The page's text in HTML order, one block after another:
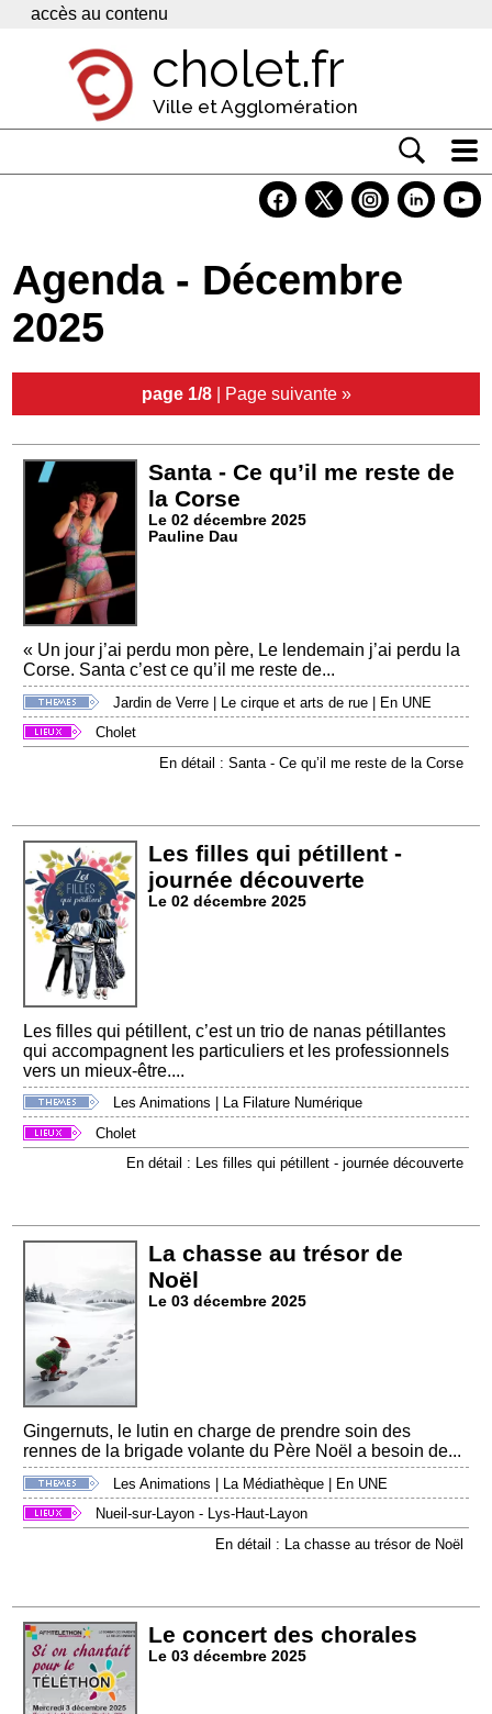
Panneau de gestion des cookies
accès au contenu
cholet.fr
Ville et Agglomération
Economie
Services
Contacts
Agenda - Décembre
2025
page 1/8| Page suivante »
Santa - Ce qu’il me reste de
la Corse
Le 02 décembre 2025
Pauline Dau
« Un jour j’ai perdu mon père, Le lendemain j’ai perdu la
Corse. Santa c’est ce qu’il me reste de...
Jardin de Verre | Le cirque et arts de rue | En UNE
Cholet
En détail : Santa - Ce qu’il me reste de la Corse
Les filles qui pétillent -
journée découverte
Le 02 décembre 2025
Les filles qui pétillent, c’est un trio de nanas pétillantes
qui accompagnent les particuliers et les professionnels
vers un mieux-être....
Les Animations
La Filature Numérique
Cholet
En détail : Les filles qui pétillent - journée découverte
La chasse au trésor de
Noël
Le 03 décembre 2025
Gingernuts, le lutin en charge de prendre soin des
rennes de la brigade volante du Père Noël a besoin de...
Les Animations La Médiathèque
En UNE
Nueil-sur-Layon - Lys-Haut-Layon
En détail : La chasse au trésor de Noël
Le concert des chorales
Le 03 décembre 2025